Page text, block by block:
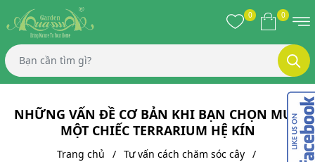
0 0
NHỮNG VẤN ĐỀ CƠ BẢN KHI BẠN CHỌN MUA
MỘT CHIẾC TERRARIUM HỆ KÍN
Trang chủ
Tư vấn cách chăm sóc cây